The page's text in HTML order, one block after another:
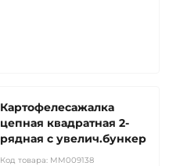
Картофелесажалка
цепная квадратная 2-
рядная с увелич.бункер
Код товара: MM009138